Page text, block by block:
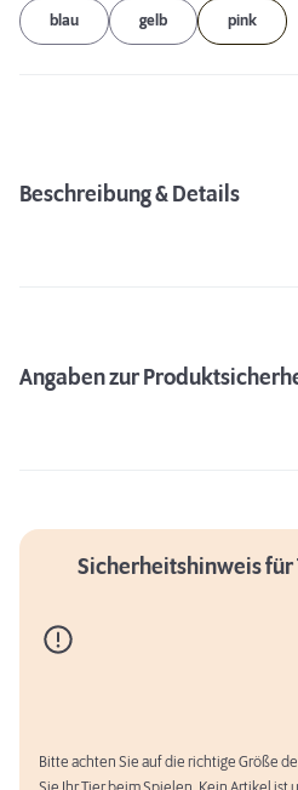
blau gelb pink
Beschreibung & Details
Angaben zur
Sicherheitshinweis für
Bitte achten Sie auf die richtige Größe